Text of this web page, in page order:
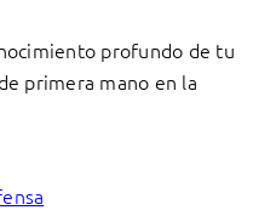
profundo de tu
primera mano en la